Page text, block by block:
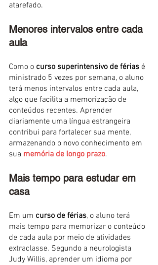
atarefado.
Menores intervalos entre cada
aula
Como o curso superintensivo de férias é
ministrado 5 vezes por semana, o aluno
terá menos intervalos entre cada aula,
algo que facilita a memorização de
conteúdos recentes. Aprender
diariamente uma língua estrangeira
contribui para fortalecer sua mente,
armazenando o novo conhecimento em
sua memória de longo prazo.
Mais tempo para estudar em
casa
Em um curso de férias, o aluno terá
mais tempo para memorizar o conteúdo
de cada aula por meio de atividades
extraclasse. Segundo a neurologista
Judy Willis, aprender um idioma por